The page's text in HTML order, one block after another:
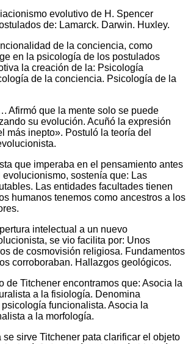
evolutivo de H. Spencer
de: Lamarck. Darwin. Huxley.
de la conciencia, como
en la psicología de los postulados
la creación de la: Psicología
de la conciencia. Psicología de la
Afirmó que la mente solo se puede
su evolución. Acuñó la expresión
más inepto». Postuló la teoría del
que imperaba en el pensamiento antes
sostenía que: Las
Las entidades facultades tienen
humanos tenemos como ancestros a los
intelectual a un nuevo
se vio facilita por: Unos
de cosmovisión religiosa. Fundamentos
corroboraban. Hallazgos geológicos.
de Titchener encontramos que: Asocia la
a la fisiología. Denomina
funcionalista. Asocia la
a la morfología.
sirve Titchener pata clarificar el objeto